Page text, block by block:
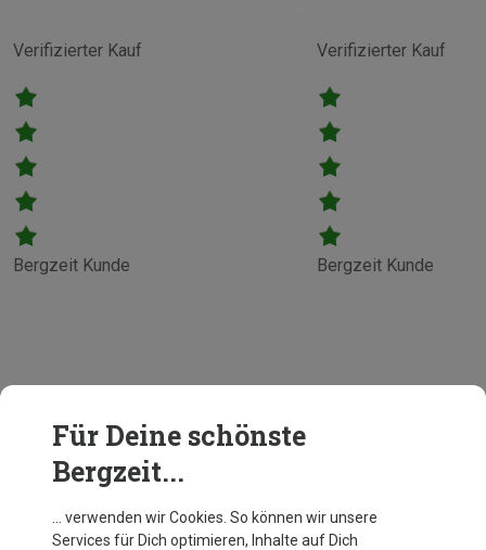
Bergzeit Kunde
Verifizierter Kauf
Bergzeit Kunde
Verifizierter Kauf
Für Deine schönste
Bergzeit...
… verwenden wir Cookies. So können wir unsere
Services für Dich optimieren, Inhalte auf Dich